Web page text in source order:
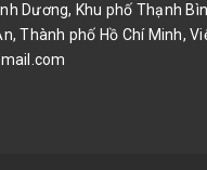
Dương, Khu phố Thạnh
Thành phố Hồ Chí Minh,